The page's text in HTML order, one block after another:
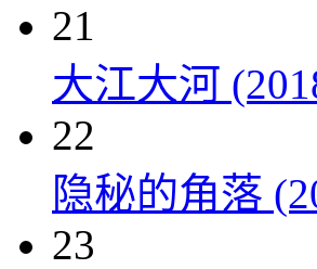
21
大江大河
22
隐秘的角落
23